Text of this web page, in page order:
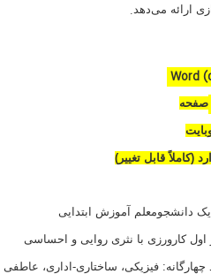
ارائه می‌دهد.
Word
صفحه
بایت
(کاملاً قابل تغییر)
دانشجومعلم آموزش ابتدایی
کارورزی با نثری روایی و احساسی
فیزیکی، ساختاری-اداری،